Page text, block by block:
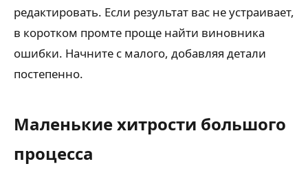
редактировать. Если результат вас не устраивает,
в коротком промте проще найти виновника
ошибки. Начните с малого, добавляя детали
постепенно.
Маленькие хитрости большого
процесса